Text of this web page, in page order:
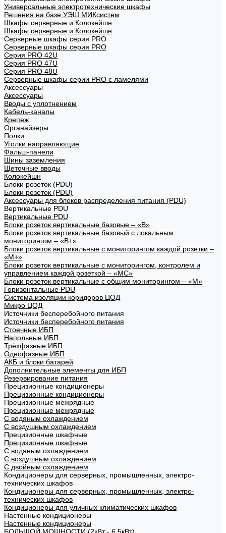
Универсальные электротехнические шкафы
Решения на базе УЭШ МИКсистем
Шкафы серверные и Колокейшн
Шкафы серверные и Колокейшн
Серверные шкафы серия PRO
Серверные шкафы серия PRO
Серия PRO 42U
Серия PRO 47U
Серия PRO 48U
Серверные шкафы серии PRO с ламелями
Аксессуары
Аксессуары
Вводы с уплотнением
Кабель-каналы
Крепеж
Органайзеры
Полки
Уголки направляющие
Фальш-панели
Шины заземления
Щеточные вводы
Колокейшн
Блоки розеток (PDU)
Блоки розеток (PDU)
Аксессуары для блоков распределения питания (PDU)
Вертикальные PDU
Вертикальные PDU
Блоки розеток вертикальные базовые – «В»
Блоки розеток вертикальные базовый с локальным
мониторингом – «В+»
Блоки розеток вертикальные с мониторингом каждой розетки –
«М+»
Блоки розеток вертикальные с мониторингом, контролем и
управлением каждой розеткой – «МС»
Блоки розеток вертикальные с общим мониторингом – «М»
Горизонтальные PDU
Система изоляции коридоров ЦОД
Микро ЦОД
Источники бесперебойного питания
Источники бесперебойного питания
Стоечные ИБП
Напольные ИБП
Трёхфазные ИБП
Однофазные ИБП
АКБ и блоки батарей
Дополнительные элементы для ИБП
Резервирование питания
Прецизионные кондиционеры
Прецизионные кондиционеры
Прецизионные межрядные
Прецизионные межрядные
С водяным охлаждением
С воздушным охлаждением
Прецизионные шкафные
Прецизионные шкафные
С водяным охлаждением
С воздушным охлаждением
С двойным охлаждением
Кондиционеры для серверных, промышленных, электро-
технических шкафов
Кондиционеры для серверных, промышленных, электро-
технических шкафов
Кондиционеры для уличных климатических шкафов
Настенные кондиционеры
Настенные кондиционеры